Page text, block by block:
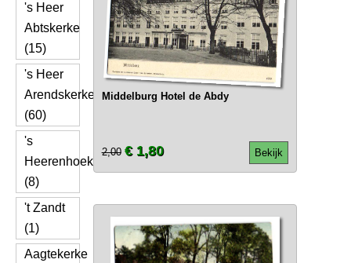
's Heer
Abtskerke
(15)
's Heer
Arendskerke
(60)
's
Heerenhoek
(8)
't Zandt
(1)
Aagtekerke
Middelburg Hotel de Abdy
Bekijk
2,00 € 1,80